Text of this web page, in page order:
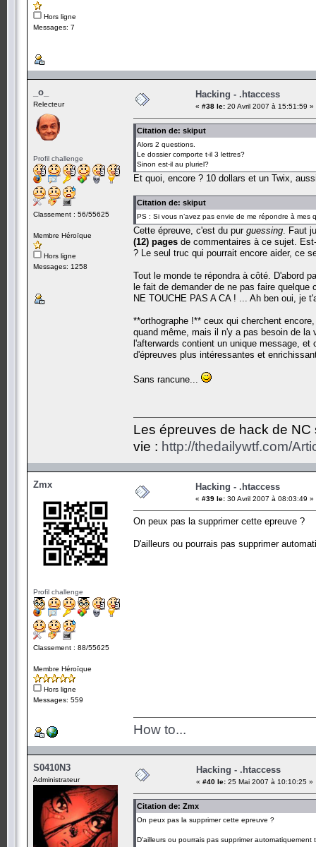
Hors ligne
Messages: 7
_o_
Relecteur
Profil challenge
Classement : 56/55625
Membre Héroïque
Hors ligne
Messages: 1258
Hacking - .htaccess
« #38 le: 20 Avril 2007 à 15:51:59 »
Citation de: skiput
Alors 2 questions.
Le dossier comporte t-il 3 lettres?
Sinon est-il au pluriel?
Et quoi, encore ? 10 dollars et un Twix,
Citation de: skiput
PS : Si vous n’avez pas envie de me répondre à
Cette épreuve, c'est du pur guessing . Faut
(12) pages de commentaires à ce sujet.
? Le seul truc qui pourrait encore aider, ce
Tout le monde te répondra à côté. D'abord
le fait de demander de ne pas faire
NE TOUCHE PAS A CA ! ... Ah ben oui, je
**orthographe !** ceux qui cherchent
quand même, mais il n'y a pas besoin de la
l'afterwards contient un unique message,
d'épreuves plus intéressantes et
Sans rancune...
Les épreuves de hack de
vie : http://thedailywtf.com/
Zmx
Profil challenge
Classement : 88/55625
Membre Héroïque
Hors ligne
Messages: 559
Hacking - .htaccess
« #39 le: 30 Avril 2007 à 08:03:49 »
On peux pas la supprimer cette epreuve ?
D'ailleurs ou pourrais pas supprimer
How to...
S0410N3
Administrateur
Hacking - .htaccess
« #40 le: 25 Mai 2007 à 10:10:25 »
Citation de: Zmx
On peux pas la supprimer cette epreuve ?
D'ailleurs ou pourrais pas supprimer